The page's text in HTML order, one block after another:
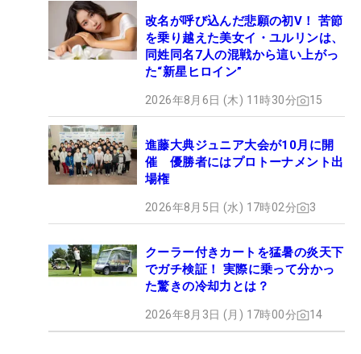
改名が呼び込んだ悲願の初V！ 苦節
を乗り越えた美女イ・ユルリンは、
同姓同名7人の混戦から這い上がっ
た“新星ヒロイン”
2026年8月6日 (木) 11時30分 15
進藤大典ジュニア大会が10月に開
催 優勝者にはプロトーナメント出
場権
2026年8月5日 (水) 17時02分 3
クーラー付きカートを猛暑の炎天下
でガチ検証！ 実際に乗って分かっ
た驚きの冷却力とは？
2026年8月3日 (月) 17時00分 14